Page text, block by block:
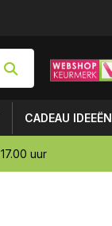
CADEAU IDEEËN
uur